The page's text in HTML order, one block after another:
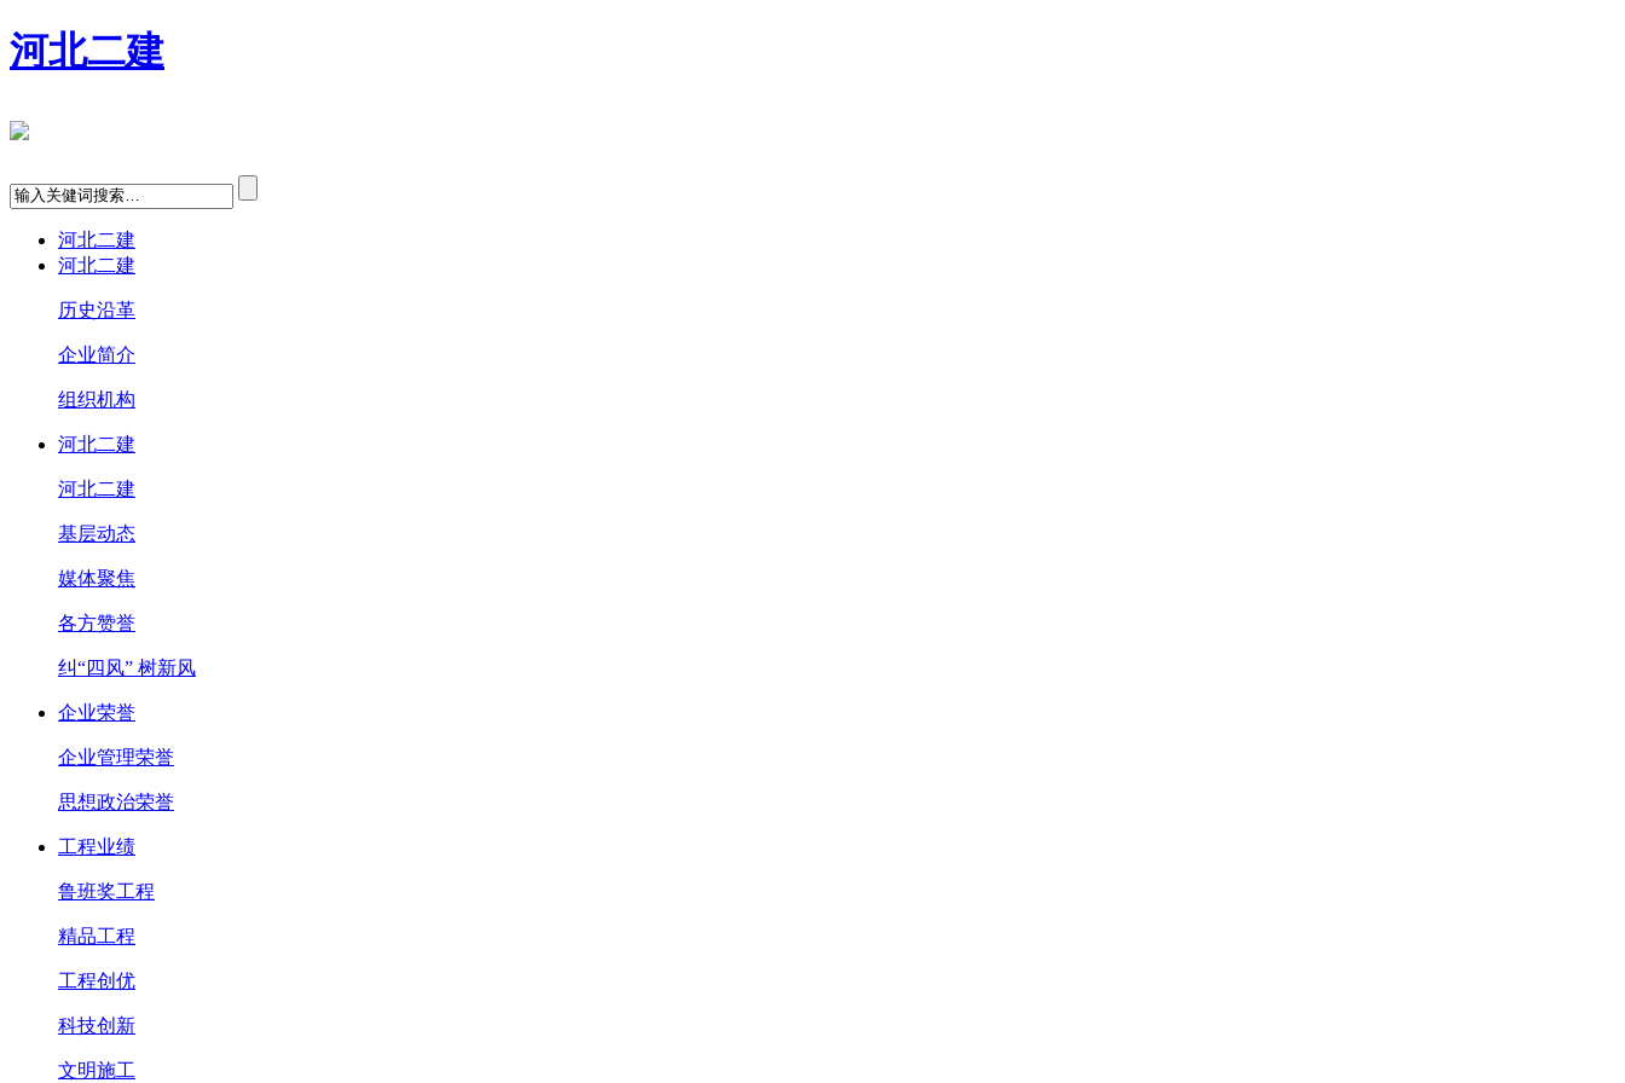
河北二建
河北二建
河北二建
历史沿革
企业简介
组织机构
河北二建
河北二建
基层动态
媒体聚焦
各方赞誉
纠“四风” 树新风
企业荣誉
企业管理荣誉
思想政治荣誉
工程业绩
鲁班奖工程
精品工程
工程创优
科技创新
文明施工